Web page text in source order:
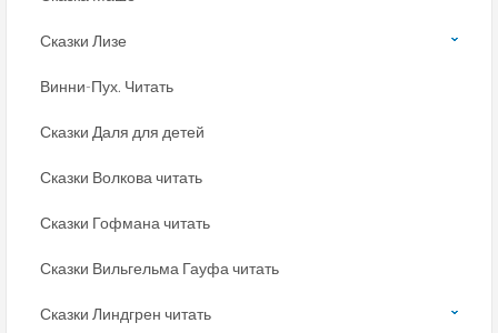
Сказки Лизе
Винни-Пух. Читать
Сказки Даля для детей
Сказки Волкова читать
Сказки Гофмана читать
Сказки Вильгельма Гауфа читать
Сказки Линдгрен читать